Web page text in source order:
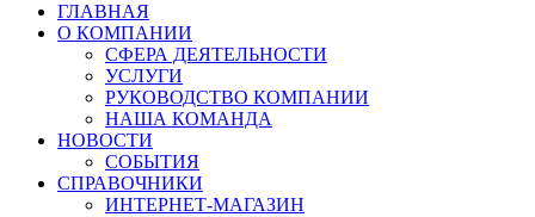
ГЛАВНАЯ
О КОМПАНИИ
СФЕРА ДЕЯТЕЛЬНОСТИ
УСЛУГИ
РУКОВОДСТВО КОМПАНИИ
НАША КОМАНДА
НОВОСТИ
СОБЫТИЯ
СПРАВОЧНИКИ
ИНТЕРНЕТ-МАГАЗИН